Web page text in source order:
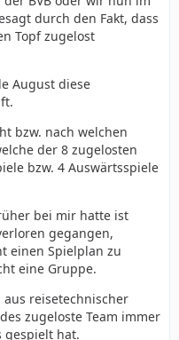
durch den Fakt, dass
Topf zugelost
August diese
bzw. nach welchen
der 8 zugelosten
bzw. 4 Auswärtsspiele
bei mir hatte ist
gegangen,
einen Spielplan zu
eine Gruppe.
aus reisetechnischer
zugeloste Team immer
gespielt hat.